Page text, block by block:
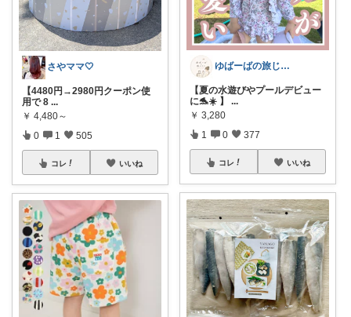
さやママ🤍
【4480円→2980円クーポン使
用で 8 ...
￥ 4,480～
0 1 505
コレ いいね
ゆばーばの旅じたく
【夏の水遊びやプールデビュー
に🐬☀️ 】 ...
￥ 3,280
1 0 377
コレ いいね